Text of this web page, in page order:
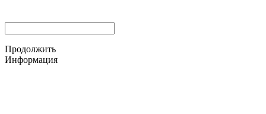
Продолжить
Информация